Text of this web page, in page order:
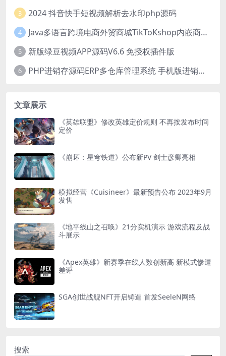
3 2024 抖音快手短视频解析去水印php源码
4 Java多语言跨境电商外贸商城TikToKshop内嵌商城I商家入驻I一键铺
5 新版绿豆视频APP源码V6.6 免授权插件版
6 PHP进销存源码ERP多仓库管理系统 手机版进销存 php网络版进销存小程序
文章展示
《英雄联盟》修改英雄定价规则 不再按发布时间
定价
《崩坏：星穹铁道》公布新PV 剑士彦卿亮相
模拟经营《Cuisineer》最新预告公布 2023年9月
发售
《地平线山之召唤》21分实机演示 游戏流程及战
斗展示
《Apex英雄》新赛季在线人数创新高 新模式惨遭
差评
SGA创世战舰NFT开启铸造 首发SeeleN网络
搜索